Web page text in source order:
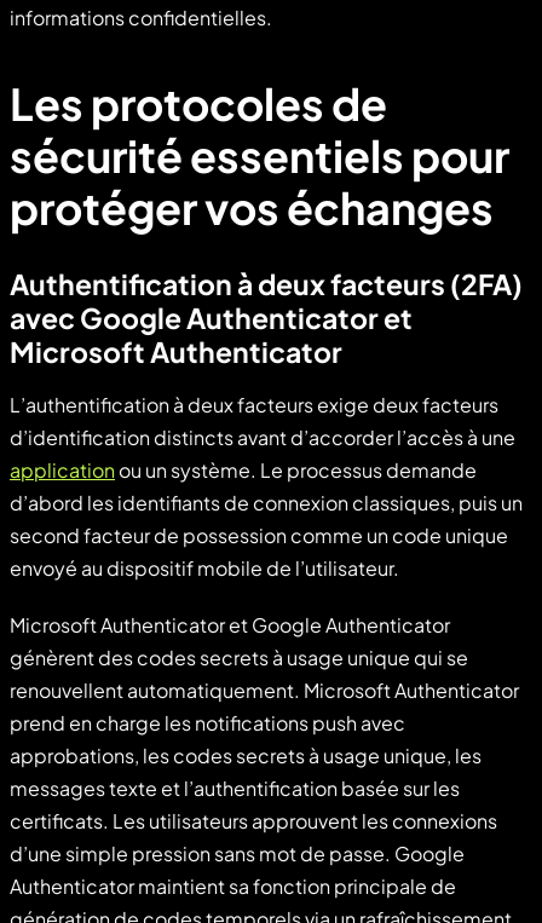
informations confidentielles.
Les protocoles de
sécurité essentiels pour
protéger vos échanges
Authentification à deux facteurs (2FA)
avec Google Authenticator et
Microsoft Authenticator
L’authentification à deux facteurs exige deux facteurs
d’identification distincts avant d’accorder l’accès à une
applicationou un système. Le processus demande
d’abord les identifiants de connexion classiques, puis un
second facteur de possession comme un code unique
envoyé au dispositif mobile de l’utilisateur.
Microsoft Authenticator et Google Authenticator
génèrent des codes secrets à usage unique qui se
renouvellent automatiquement. Microsoft Authenticator
prend en charge les notifications push avec
approbations, les codes secrets à usage unique, les
messages texte et l’authentification basée sur les
certificats. Les utilisateurs approuvent les connexions
d’une simple pression sans mot de passe. Google
Authenticator maintient sa fonction principale de